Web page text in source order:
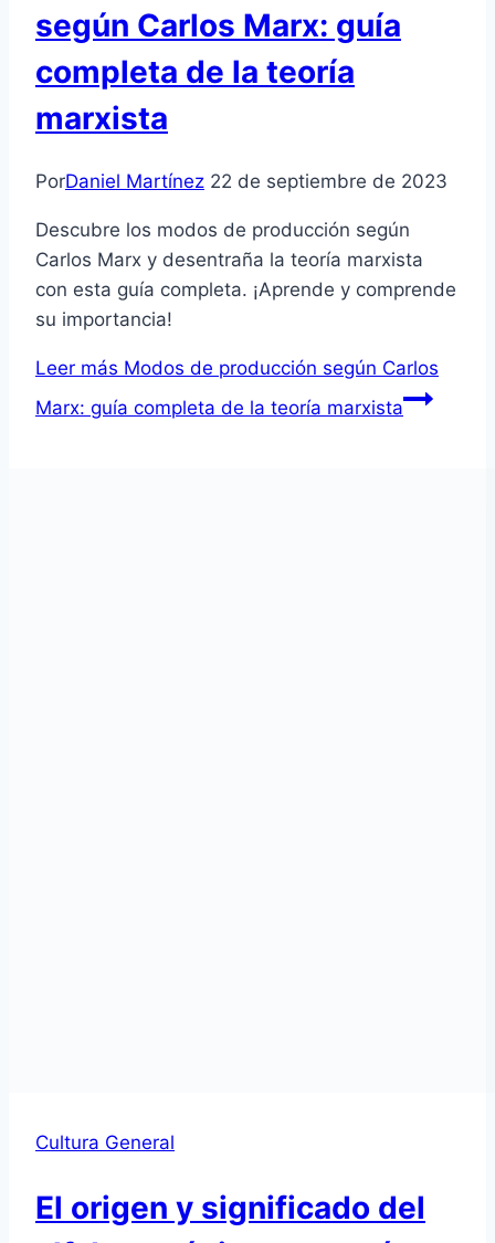
según Carlos Marx: guía
completa de la teoría
marxista
PorDaniel Martínez 22 de septiembre de 2023
Descubre los modos de producción según
Carlos Marx y desentraña la teoría marxista
con esta guía completa. ¡Aprende y comprende
su importancia!
Leer más Modos de producción según Carlos
Marx: guía completa de la teoría marxista
Cultura General
El origen y significado del